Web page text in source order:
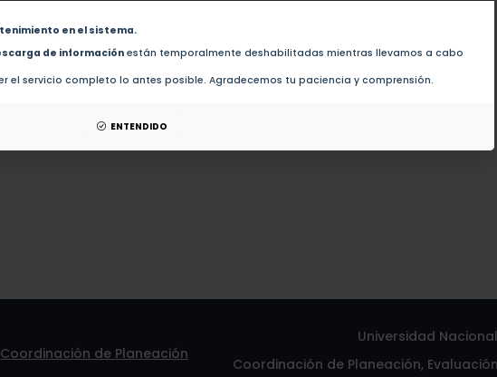
en el sistema.
de información están temporalmente deshabilitadas mientras llevamos a cabo
el servicio completo lo antes posible. Agradecemos tu paciencia y comprensión.
ENTENDIDO
African Shrub Tabernanthe iboga (Apocynaceae) (2019)
Coordinación de Planeación
Universidad
Coordinación de Planeación,